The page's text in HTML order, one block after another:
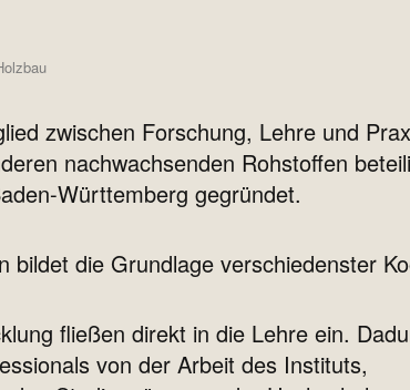
zwischen Forschung, Lehre und
nachwachsenden Rohstoffen
Württemberg gegründet.
die Grundlage verschiedenster
fließen direkt in die Lehre ein.
von der Arbeit des Instituts,